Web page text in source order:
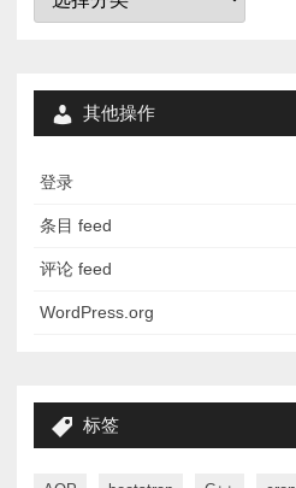
其他操作
登录
条目 feed
评论 feed
WordPress.org
标签